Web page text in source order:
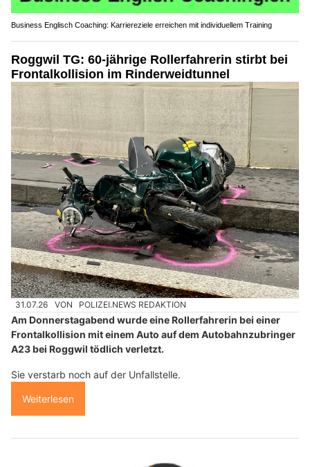
Business Englisch Coaching: Karriereziele erreichen mit individuellem Training
Roggwil TG: 60-jährige Rollerfahrerin stirbt bei
Frontalkollision im Rinderweidtunnel
31.07.26 VON POLIZEI.NEWS REDAKTION
Am Donnerstagabend wurde eine Rollerfahrerin bei einer
Frontalkollision mit einem Auto auf dem Autobahnzubringer
A23 bei Roggwil tödlich verletzt.
Sie verstarb noch auf der Unfallstelle.
Weiterlesen